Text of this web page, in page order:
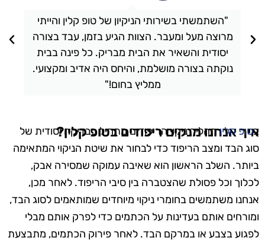
"השתמשתי בשירותי הניקיון של טופ קלין והייתי
מרוצה מעל ומעבר. הצוות הגיע בזמן, עבד בצורה
יסודית והשאיר את הבית מבריק. כל פינה בבית
נוקתה בצורה מושלמת, והיחס היה אדיב ומקצועי.
ממליץ בחום!"
איך אנחנו מנקים ריפודים בטופ קלין?
בטופ קליןתהליך ניקוי הריפודים מתחיל בבדיקה יסודית של
סוג הבד ומצב הריפוד כדי לבחור את שיטת הניקוי המתאימה
ביותר. השלב הראשון הוא שאיבה עמוקה שמסירה אבק,
לכלוך וכל פסולת שהצטברה בין סיבי הריפוד. לאחר מכן,
אנחנו משתמשים בחומרי ניקוי מיוחדים שמותאמים לסוג הבד,
ומורחים אותם בעדינות על הכתמים כדי לפרק אותם מבלי
לפגוע בצבע או במרקם הבד. לאחר פירוק הכתמים, מתבצעת